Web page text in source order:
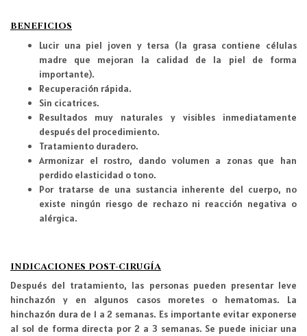
BENEFICIOS
Lucir una piel joven y tersa (la grasa contiene células
madre que mejoran la calidad de la piel de forma
importante).
Recuperación rápida.
Sin cicatrices.
Resultados muy naturales y visibles inmediatamente
después del procedimiento.
Tratamiento duradero.
Armonizar el rostro, dando volumen a zonas que han
perdido elasticidad o tono.
Por tratarse de una sustancia inherente del cuerpo, no
existe ningún riesgo de rechazo ni reacción negativa o
alérgica.
INDICACIONES POST-CIRUGÍA
Después del tratamiento, las personas pueden presentar leve
hinchazón y en algunos casos moretes o hematomas. La
hinchazón dura de 1 a 2 semanas. Es importante evitar exponerse
al sol de forma directa por 2 a 3 semanas. Se puede iniciar una